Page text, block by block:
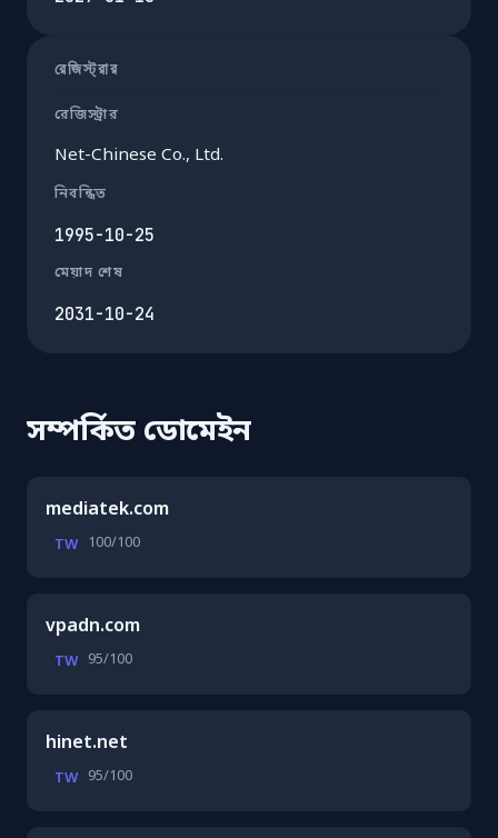
রেজিস্ট্রার
রেজিস্ট্রার
Net-Chinese Co., Ltd.
নিবন্ধিত
1995-10-25
মেয়াদ শেষ
2031-10-24
সম্পর্কিত ডোমেইন
mediatek.com
TW 100/100
vpadn.com
TW 95/100
hinet.net
TW 95/100